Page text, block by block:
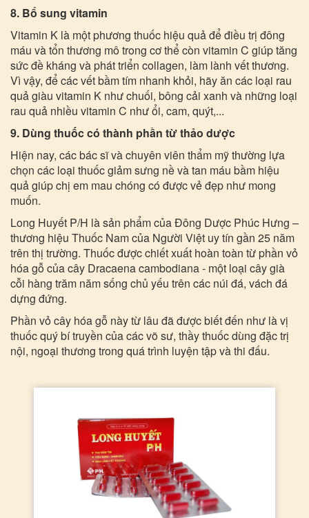
8. Bổ sung vitamin
Vitamin K là một phương thuốc hiệu quả để điều trị đông
máu và tổn thương mô trong cơ thể còn vitamin C giúp tăng
sức đề kháng và phát triển collagen, làm lành vết thương.
Vì vậy, để các vết bầm tím nhanh khỏi, hãy ăn các loại rau
quả giàu vitamin K như chuối, bông cải xanh và những loại
rau quả nhiều vitamin C như ổi, cam, quýt,...
9. Dùng thuốc có thành phần từ thảo dược
Hiện nay, các bác sĩ và chuyên viên thẩm mỹ thường lựa
chọn các loại thuốc giảm sưng nề và tan máu bầm hiệu
quả giúp chị em mau chóng có được vẻ đẹp như mong
muốn.
Long Huyết P/H là sản phẩm của Đông Dược Phúc Hưng –
thương hiệu Thuốc Nam của Người Việt uy tín gần 25 năm
trên thị trường. Thuốc được chiết xuất hoàn toàn từ phần vỏ
hóa gỗ của cây Dracaena cambodiana - một loại cây già
cỗi hàng trăm năm sống chủ yếu trên các núi đá, vách đá
dựng đứng.
Phần vỏ cây hóa gỗ này từ lâu đã được biết đến như là vị
thuốc quý bí truyền của các võ sư, thầy thuốc dùng đặc trị
nội, ngoại thương trong quá trình luyện tập và thi đấu.